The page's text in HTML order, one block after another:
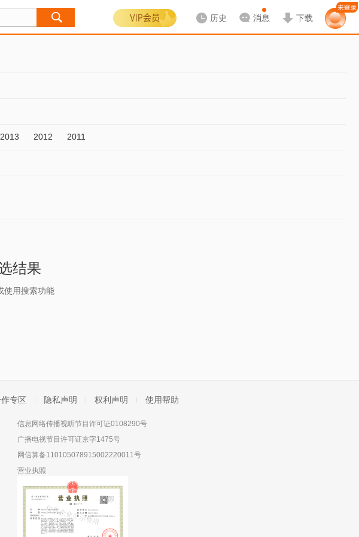
历史 消息 下载
2013 2012 2011
结果
使用搜索功能
专区 隐私声明 权利声明 使用帮助
信息网络传播视听节目许可证0108290号
广播电视节目许可证京字1475号
网信算备110105078915002220011号
营业执照